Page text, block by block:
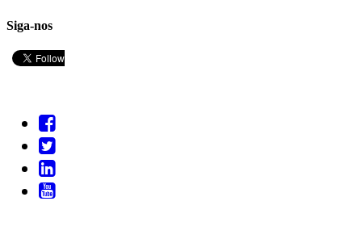
Siga-nos